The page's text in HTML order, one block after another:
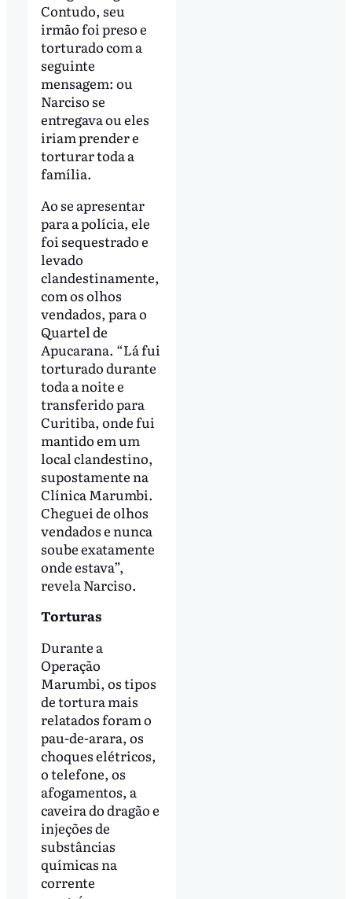
Contudo, seu
irmão foi preso e
torturado com a
seguinte
mensagem: ou
Narciso se
entregava ou eles
iriam prender e
torturar toda a
família.
Ao se apresentar
para a polícia, ele
foi sequestrado e
levado
clandestinamente,
com os olhos
vendados, para o
Quartel de
Apucarana. “Lá fui
torturado durante
toda a noite e
transferido para
Curitiba, onde fui
mantido em um
local clandestino,
supostamente na
Clínica Marumbi.
Cheguei de olhos
vendados e nunca
soube exatamente
onde estava”,
revela Narciso.
Torturas
Durante a
Operação
Marumbi, os tipos
de tortura mais
relatados foram o
pau-de-arara, os
choques elétricos,
o telefone, os
afogamentos, a
caveira do dragão e
injeções de
substâncias
químicas na
corrente